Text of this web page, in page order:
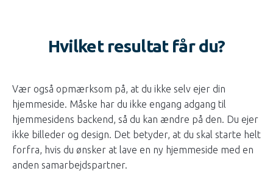
Hvilket resultat får du?
Vær også opmærksom på, at du ikke selv ejer din
hjemmeside. Måske har du ikke engang adgang til
hjemmesidens backend, så du kan ændre på den. Du ejer
ikke billeder og design. Det betyder, at du skal starte helt
forfra, hvis du ønsker at lave en ny hjemmeside med en
anden samarbejdspartner.